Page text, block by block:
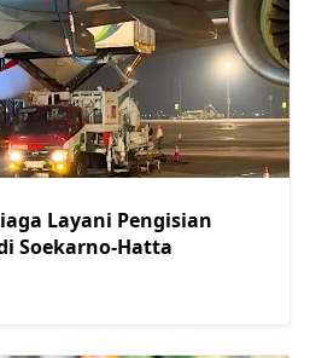
Layani Pengisian
Soekarno-Hatta